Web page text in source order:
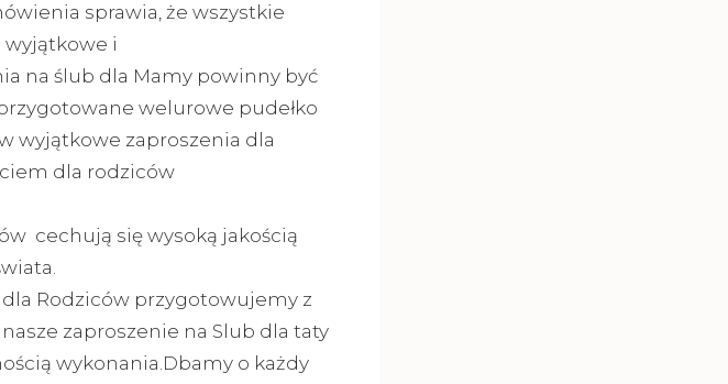
sprawia, że wszystkie
wyjątkowe i
na ślub dla Mamy powinny być
welurowe pudełko
wyjątkowe zaproszenia dla
dla rodziców
cechują się wysoką jakością
Rodziców przygotowujemy z
zaproszenie na Slub dla taty
wykonania.Dbamy o każdy